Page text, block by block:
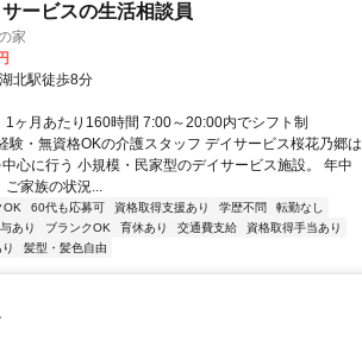
ービスの生活相談員
家
北駅徒歩8分
ヶ月あたり160時間 7:00～20:00内でシフト制
験・無資格OKの介護スタッフ デイサービス桜花乃郷は
心に行う 小規模・民家型のデイサービス施設。 年中
ご家族の状況...
OK 60代も応募可 資格取得支援あり 学歴不問
転勤なし
あり ブランクOK 育休あり 交通費支給
資格取得手当あり
髪型・髪色自由